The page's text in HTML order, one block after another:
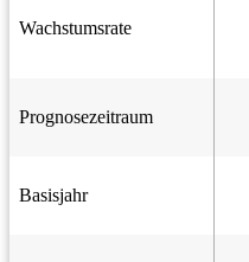
Wachstumsrate
Prognosezeitraum
Basisjahr